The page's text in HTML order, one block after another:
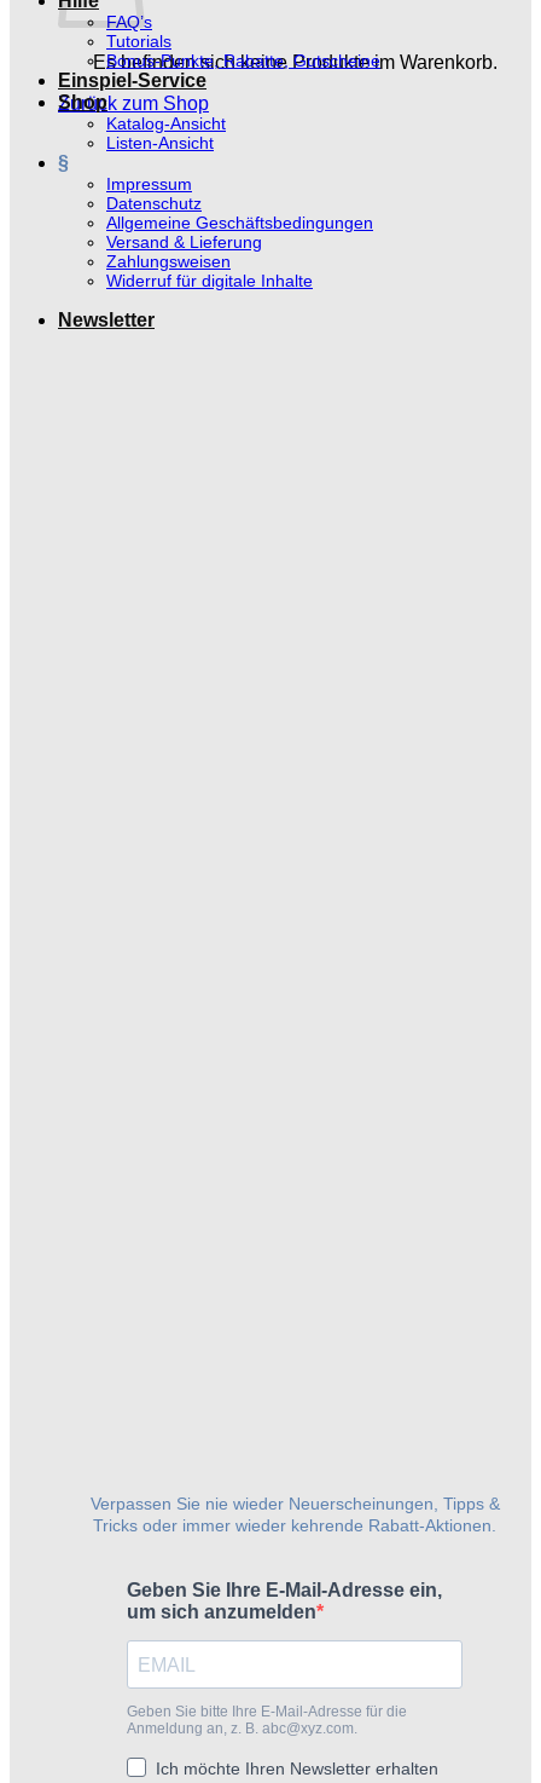
Es befinden sich keine Produkte im Warenkorb.
Zurück zum Shop
FAQ’s
Tutorials
Bonus-Punkte, Rabatte, Gutscheine
Einspiel-Service
Shop
Katalog-Ansicht
Listen-Ansicht
§
Impressum
Datenschutz
Allgemeine Geschäftsbedingungen
Versand & Lieferung
Zahlungsweisen
Widerruf für digitale Inhalte
Newsletter
Verpassen Sie nie wieder Neuerscheinungen, Tipps &
Tricks oder immer wieder kehrende Rabatt-Aktionen.
Geben Sie Ihre E-Mail-Adresse ein,
um sich anzumelden
Geben Sie bitte Ihre E-Mail-Adresse für die
Anmeldung an, z. B. abc@xyz.com.
Ich möchte Ihren Newsletter erhalten